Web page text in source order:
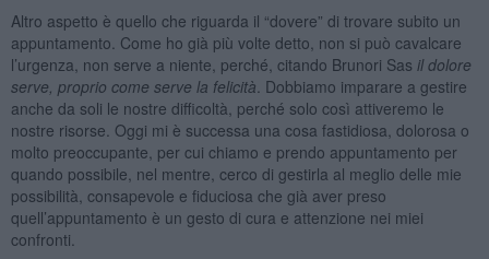
Altro aspetto è quello che riguarda il “dovere” di trovare subito un
appuntamento. Come ho già più volte detto, non si può cavalcare
l’urgenza, non serve a niente, perché, citando Brunori Sas il dolore
serve, proprio come serve la felicità . Dobbiamo imparare a gestire
anche da soli le nostre difficoltà, perché solo così attiveremo le
nostre risorse. Oggi mi è successa una cosa fastidiosa, dolorosa o
molto preoccupante, per cui chiamo e prendo appuntamento per
quando possibile, nel mentre, cerco di gestirla al meglio delle mie
possibilità, consapevole e fiduciosa che già aver preso
quell’appuntamento è un gesto di cura e attenzione nei miei
confronti.